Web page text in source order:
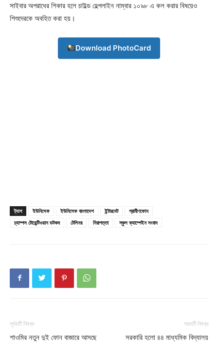
Champs21
Download PhotoCard
সাইবার অপরাধের শিকার হলে চাইল্ড হেল্পলাইন নাম্বার ১০৯৮ এ কল করার বিষয়েও
শিশুদেরকে অবহিত করা হয়।
Download PhotoCard
ট্যাগ ইউনিসেফ ইউনিসেফ বাংলাদেশ ইন্টারনেট
গ্রামীণফোন
চ্যাম্পস টোয়েন্টিওয়ান ডটকম
টেলিনর নিরাপত্তা স্কুল ক্যাম্পেইন সংবাদ
পূর্ববর্তী নিবন্ধ
শাওমির নতুন দুই ফোন বাজারে আসছে
পরবর্তী নিবন্ধ
সরকারি হলো ৪৪ মাধ্যমিক বিদ্যালয়